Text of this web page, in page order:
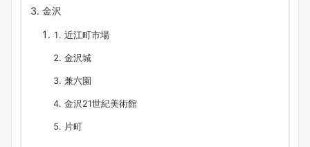
金沢
近江町市場
金沢城
兼六園
金沢21世紀美術館
片町